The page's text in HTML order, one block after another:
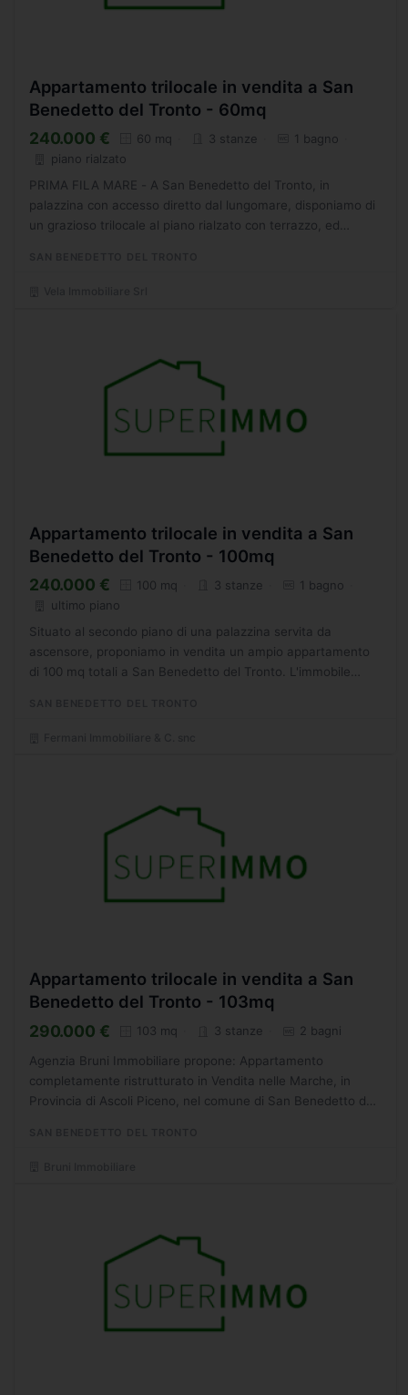
Appartamento trilocale in vendita a San
Benedetto del Tronto - 60mq
240.000 € 60 mq 3 stanze
1 bagno
piano rialzato
PRIMA FILA MARE - A San Benedetto del Tronto, in
palazzina con accesso diretto dal lungomare, disponiamo di
un grazioso trilocale al piano rialzato con terrazzo, ed
Appartamento trilocale in vendita a San
Benedetto del Tronto - 100mq
240.000 € 100 mq 3 stanze
1 bagno
ultimo piano
Situato al secondo piano di una palazzina servita da
ascensore, proponiamo in vendita un ampio appartamento
di 100 mq totali a San Benedetto del Tronto. L'immobile
Appartamento trilocale in vendita a San
Benedetto del Tronto - 103mq
290.000 € 103 mq 3 stanze 2 bagni
Agenzia Bruni Immobiliare propone: Appartamento
completamente ristrutturato in Vendita nelle Marche, in
Provincia di Ascoli Piceno, nel comune di San Benedetto del